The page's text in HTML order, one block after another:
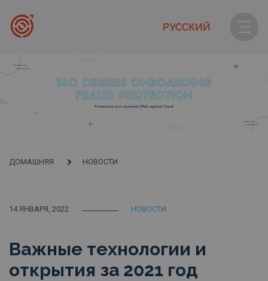
РУССКИЙ
ДОМАШНЯЯ НОВОСТИ
14 ЯНВАРЯ, 2022 НОВОСТИ
Важные технологии и
открытия за 2021 год